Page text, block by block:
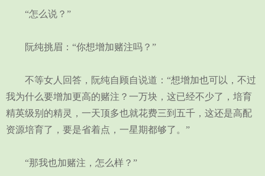
“怎么说？”
阮纯挑眉：“你想增加赌注吗？”
不等女人回答，阮纯自顾自说道：“想增加也可以，不过
我为什么要增加更高的赌注？一万块，这已经不少了，培育
精英级别的精灵，一天顶多也就花费三到五千，这还是高配
资源培育了，要是省着点，一星期都够了。”
“那我也加赌注，怎么样？”